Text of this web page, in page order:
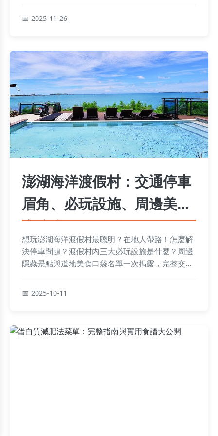
2025-11-26
澎湖海洋渡假村：交通停車
眉角、必玩設施、周邊美食
全攻略
想玩澎湖海洋渡假村最聰明？在地人帶路！怎麼解
決停車問題？渡假村內三大必玩設施是什麼？周邊
隱藏景點與道地美食口袋名單一次揭露，完整交通
2025-10-11